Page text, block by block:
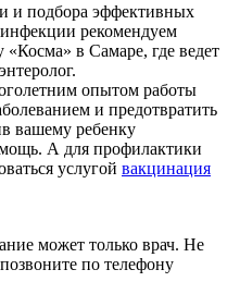
и подбора эффективных
рекомендуем
в Самаре, где ведет
опытом работы
и предотвратить
вашему ребенку
А для профилактики
услугой вакцинация
может только врач. Не
по телефону